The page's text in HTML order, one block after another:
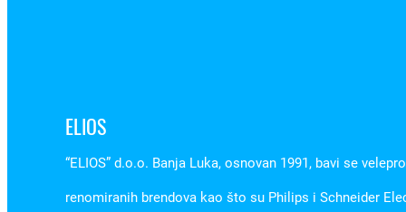
ELIOS
“ELIOS” d.o.o. Banja Luka, osnovan 1991, bavi se
renomiranih brendova kao što su Philips i Schneider